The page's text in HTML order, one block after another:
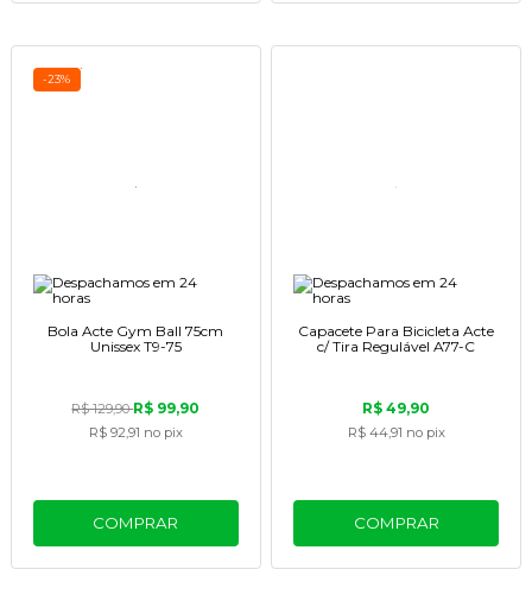
-23%
Bola Acte Gym Ball 75cm
Unissex T9-75
R$ 129,90R$ 99,90
R$ 92,91 no pix
COMPRAR
Capacete Para Bicicleta Acte
c/ Tira Regulável A77-C
R$ 49,90
R$ 44,91 no pix
COMPRAR